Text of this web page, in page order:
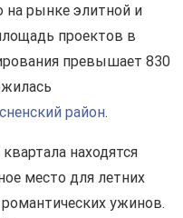
рынке элитной и
проектов в
превышает 830
район.
находятся
место для летних
ужинов.